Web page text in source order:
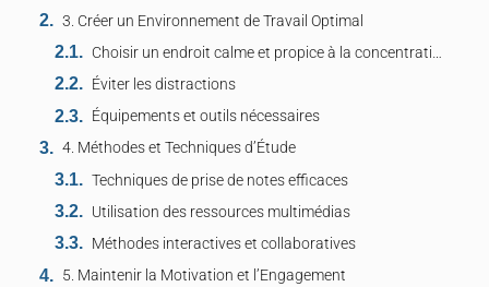
3. Créer un Environnement de Travail Optimal
Choisir un endroit calme et propice à la concentration
Éviter les distractions
Équipements et outils nécessaires
4. Méthodes et Techniques d’Étude
Techniques de prise de notes efficaces
Utilisation des ressources multimédias
Méthodes interactives et collaboratives
5. Maintenir la Motivation et l’Engagement